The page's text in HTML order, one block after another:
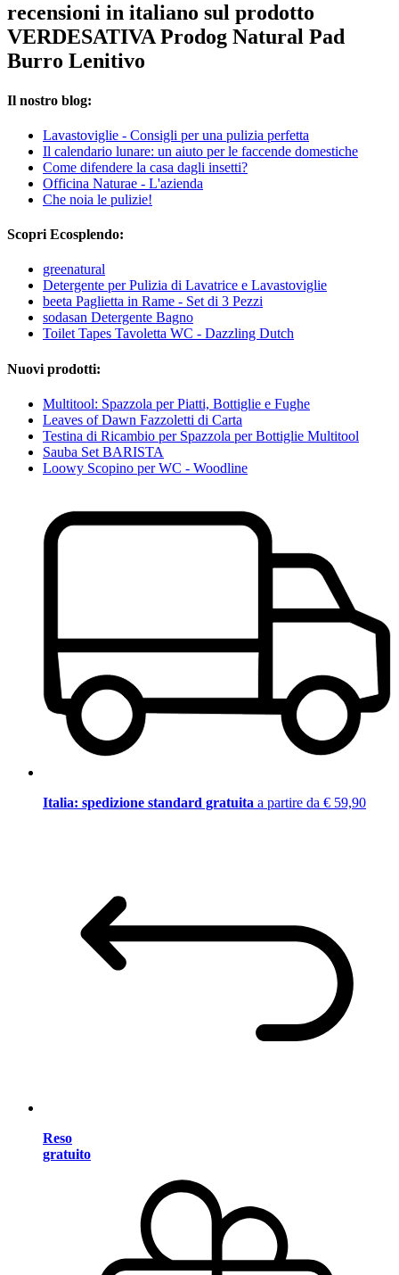
recensioni in italiano sul prodotto
VERDESATIVA Prodog Natural Pad
Burro Lenitivo
Il nostro blog:
Lavastoviglie - Consigli per una pulizia perfetta
Il calendario lunare: un aiuto per le faccende domestiche
Come difendere la casa dagli insetti?
Officina Naturae - L'azienda
Che noia le pulizie!
Scopri Ecosplendo:
greenatural
Detergente per Pulizia di Lavatrice e Lavastoviglie
beeta Paglietta in Rame - Set di 3 Pezzi
sodasan Detergente Bagno
Toilet Tapes Tavoletta WC - Dazzling Dutch
Nuovi prodotti:
Multitool: Spazzola per Piatti, Bottiglie e Fughe
Leaves of Dawn Fazzoletti di Carta
Testina di Ricambio per Spazzola per Bottiglie Multitool
Sauba Set BARISTA
Loowy Scopino per WC - Woodline
Italia: spedizione standard gratuita a partire da € 59,90
Reso
gratuito